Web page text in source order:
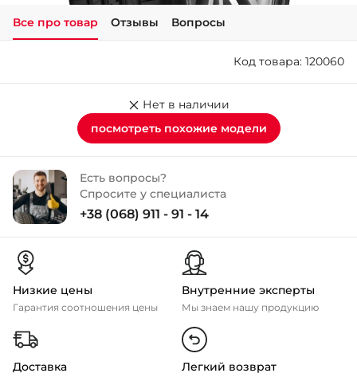
+38 (050)-911-911-2
+38 (099)-643-33-77
+38 (068)-923-74-19
- Калиновая
Все про товар Отзывы Вопросы
Код товара: 120060
Нет в наличии
посмотреть похожие модели
Есть вопросы?
Спросите у специалиста
+38 (068) 911 - 91 - 14
Низкие цены
Гарантия соотношения цены
Внутренние эксперты
Мы знаем нашу продукцию
Доставка Легкий возврат